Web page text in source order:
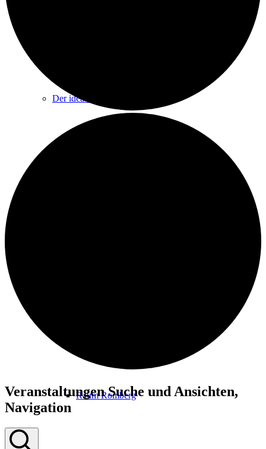
Der ideale Platz
Raum Romberg
Veranstaltungen
Veranstaltungen Suche und Ansichten,
Navigation